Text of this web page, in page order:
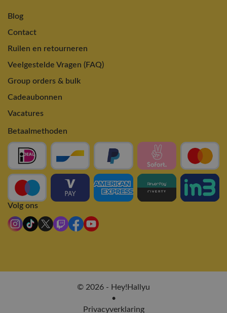
Blog
Contact
Ruilen en retourneren
Veelgestelde Vragen (FAQ)
Group orders & bulk
Cadeaubonnen
Vacatures
Betaalmethoden
Volg ons
© 2026 - Hey!Hallyu
•
Privacyverklaring